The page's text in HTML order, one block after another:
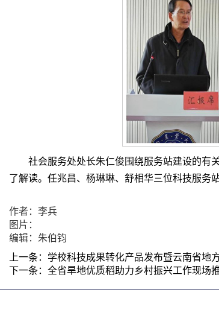
社会服务处处长朱仁俊围绕服务站建设的有
了解读。任兆昌、杨琳琳、舒相华三位科技服务
作者：李兵
图片：
编辑：朱伯钧
上一条： 学校科技成果转化产品发布暨云南省地
下一条： 全省旱地优质稻助力乡村振兴工作现场